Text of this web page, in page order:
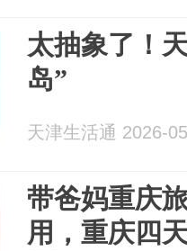
太抽象了！
岛”
天津生活通 2026-
带爸妈重庆
用，重庆四